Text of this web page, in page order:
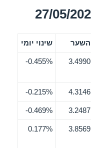
השער שינוי יומי
3.4990
0.455%-
4.3146
0.215%-
3.2487
0.469%-
3.8569
0.177%